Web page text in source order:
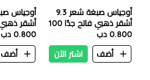
أوجياس صبغة شعر 9.3
أشقر ذهبي فاتح جدًا 100
مل
0.800 دب
أضف
اشتر الآن
مل
0.800 دب
أضف